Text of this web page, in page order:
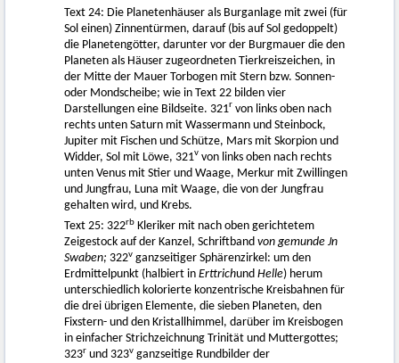
Text 24: Die Planetenhäuser als Burganlage mit zwei (für
Sol einen) Zinnentürmen, darauf (bis auf Sol gedoppelt)
die Planetengötter, darunter vor der Burgmauer die den
Planeten als Häuser zugeordneten Tierkreiszeichen, in
der Mitte der Mauer Torbogen mit Stern bzw. Sonnen-
oder Mondscheibe; wie in Text 22 bilden vier
Darstellungen eine Bildseite. 321r von links oben nach
rechts unten Saturn mit Wassermann und Steinbock,
Jupiter mit Fischen und Schütze, Mars mit Skorpion und
Widder, Sol mit Löwe, 321v von links oben nach rechts
unten Venus mit Stier und Waage, Merkur mit Zwillingen
und Jungfrau, Luna mit Waage, die von der Jungfrau
gehalten wird, und Krebs.
Text 25: 322rb Kleriker mit nach oben gerichtetem
Zeigestock auf der Kanzel, Schriftband von gemunde Jn
Swaben; 322v ganzseitiger Sphärenzirkel: um den
Erdmittelpunkt (halbiert in Erttrichund Helle) herum
unterschiedlich kolorierte konzentrische Kreisbahnen für
die drei übrigen Elemente, die sieben Planeten, den
Fixstern- und den Kristallhimmel, darüber im Kreisbogen
in einfacher Strichzeichnung Trinität und Muttergottes;
323r und 323v ganzseitige Rundbilder der